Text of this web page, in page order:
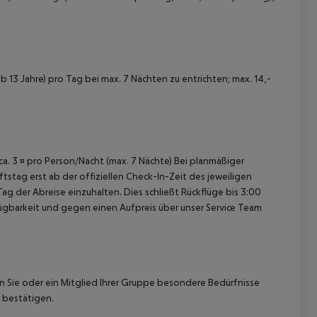
Jahre) pro Tag bei max. 7 Nächten zu entrichten; max. 14,-
3 ¤ pro Person/Nacht (max. 7 Nächte) Bei planmäßiger
erst ab der offiziellen Check-In-Zeit des jeweiligen
der Abreise einzuhalten. Dies schließt Rückflüge bis 3:00
und gegen einen Aufpreis über unser Service Team
oder ein Mitglied Ihrer Gruppe besondere Bedürfnisse
bestätigen.